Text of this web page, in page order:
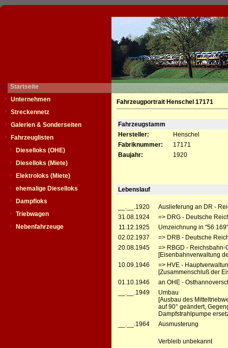
Startseite
Unternehmen
Streckennetz
Galerien & Sonderseiten
Fahrzeuglisten
Dieselloks (OHE)
Dieselloks (Miete)
Elektroloks (Miete)
ehemalige Dieselloks
Dampfloks
Triebwagen
Nebenfahrzeuge
Fahrzeugportrait Henschel 17171
Fahrzeugstamm
Hersteller:
Henschel
Fabriknummer:
17171
Baujahr:
1920
Lebenslauf
__.__.1920
Auslieferung an DR -
31.08.1924
=> DRG - Deutsche
11.12.1925
Umzeichnung in "56 169"
02.02.1937
=> DRB - Deutsche
20.08.1945
=> RBGD -
[Eisenbahnverwaltung
10.09.1946
=> HVE -
[Zusammenschluß der
01.10.1946
an OHE -
__.__.1949
Umbau
[Ausbau des
auf 90° geändert,
Dampfstrahlpumpe
__.__.1964
Ausmusterung
Verbleib unbekannt